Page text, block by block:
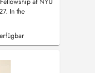
In the
with Dr
Merjai and
Dr Philippe